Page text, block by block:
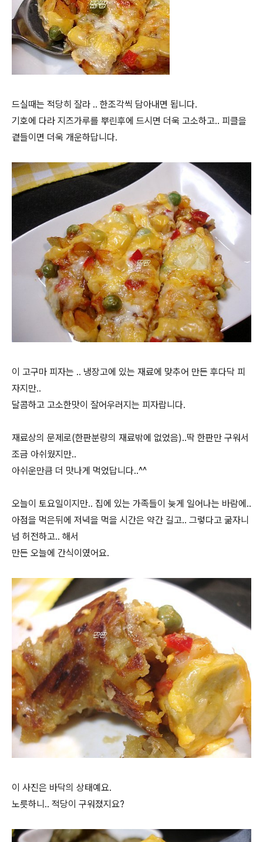
드실때는 적당히 잘라 .. 한조각씩 담아내면 됩니다.
기호에 다라 지즈가루를 뿌린후에 드시면 더욱 고소하고.. 피클을
곁들이면 더욱 개운하답니다.
이 고구마 피자는 .. 냉장고에 있는 재료에 맞추어 만든 후다닥 피
자지만..
달콤하고 고소한맛이 잘어우러지는 피자랍니다.
재료상의 문제로(한판분량의 재료밖에 없었음)..딱 한판만 구워서
조금 아쉬웠지만..
아쉬운만큼 더 맛나게 먹었답니다..^^
오늘이 토요일이지만.. 집에 있는 가족들이 늦게 일어나는 바람에..
아점을 먹은뒤에 저녁을 먹을 시간은 약간 길고.. 그렇다고 굶자니
넘 허전하고.. 해서
만든 오늘에 간식이였어요.
이 사진은 바닥의 상태예요.
노릇하니.. 적당이 구워졌지요?